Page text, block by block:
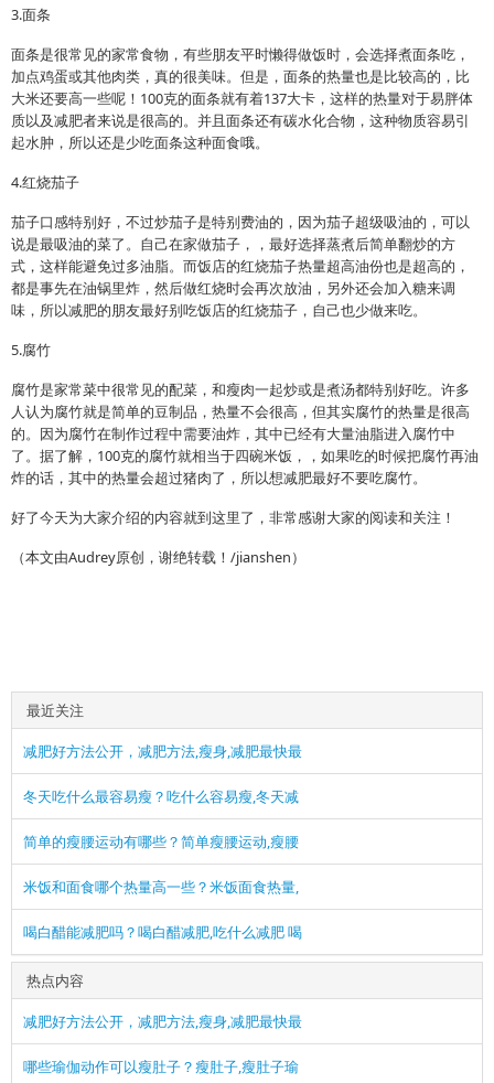
3.面条
面条是很常见的家常食物，有些朋友平时懒得做饭时，会选择煮面条吃，
加点鸡蛋或其他肉类，真的很美味。但是，面条的热量也是比较高的，比
大米还要高一些呢！100克的面条就有着137大卡，这样的热量对于易胖体
质以及减肥者来说是很高的。并且面条还有碳水化合物，这种物质容易引
起水肿，所以还是少吃面条这种面食哦。
4.红烧茄子
茄子口感特别好，不过炒茄子是特别费油的，因为茄子超级吸油的，可以
说是最吸油的菜了。自己在家做茄子，，最好选择蒸煮后简单翻炒的方
式，这样能避免过多油脂。而饭店的红烧茄子热量超高油份也是超高的，
都是事先在油锅里炸，然后做红烧时会再次放油，另外还会加入糖来调
味，所以减肥的朋友最好别吃饭店的红烧茄子，自己也少做来吃。
5.腐竹
腐竹是家常菜中很常见的配菜，和瘦肉一起炒或是煮汤都特别好吃。许多
人认为腐竹就是简单的豆制品，热量不会很高，但其实腐竹的热量是很高
的。因为腐竹在制作过程中需要油炸，其中已经有大量油脂进入腐竹中
了。据了解，100克的腐竹就相当于四碗米饭，，如果吃的时候把腐竹再油
炸的话，其中的热量会超过猪肉了，所以想减肥最好不要吃腐竹。
好了今天为大家介绍的内容就到这里了，非常感谢大家的阅读和关注！
（本文由Audrey原创，谢绝转载！/jianshen）
最近关注
减肥好方法公开，减肥方法,瘦身,减肥最快最
冬天吃什么最容易瘦？吃什么容易瘦,冬天减
简单的瘦腰运动有哪些？简单瘦腰运动,瘦腰
米饭和面食哪个热量高一些？米饭面食热量,
喝白醋能减肥吗？喝白醋减肥,吃什么减肥 喝
热点内容
减肥好方法公开，减肥方法,瘦身,减肥最快最
哪些瑜伽动作可以瘦肚子？瘦肚子,瘦肚子瑜